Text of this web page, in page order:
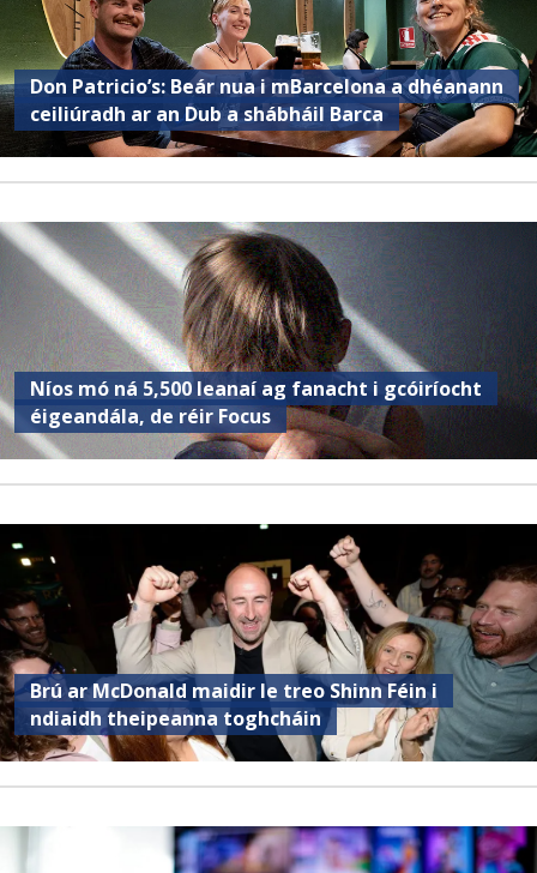
Don Patricio’s: Beár nua i mBarcelona a dhéanann
ceiliúradh ar an Dub a shábháil Barca
Níos mó ná 5,500 leanaí ag fanacht i gcóiríocht
éigeandála, de réir Focus
Brú ar McDonald maidir le treo Shinn Féin i
ndiaidh theipeanna toghcháin